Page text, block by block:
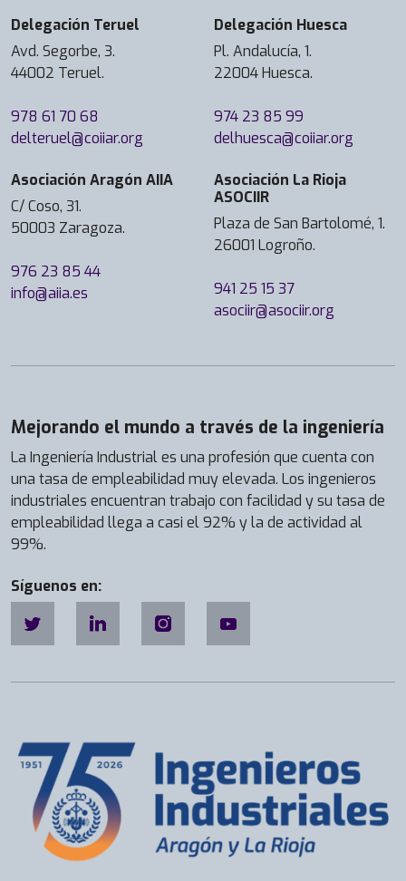
Delegación Teruel
Avd. Segorbe, 3.
44002 Teruel.
978 61 70 68
delteruel@coiiar.org
Delegación Huesca
Pl. Andalucía, 1.
22004 Huesca.
974 23 85 99
delhuesca@coiiar.org
Asociación Aragón AIIA
C/ Coso, 31.
50003 Zaragoza.
976 23 85 44
info@aiia.es
Asociación La Rioja
ASOCIIR
Plaza de San Bartolomé, 1.
26001 Logroño.
941 25 15 37
asociir@asociir.org
Mejorando el mundo a través de la ingeniería
La Ingeniería Industrial es una profesión que cuenta con
una tasa de empleabilidad muy elevada. Los ingenieros
industriales encuentran trabajo con facilidad y su tasa de
empleabilidad llega a casi el 92% y la de actividad al
99%.
Síguenos en: